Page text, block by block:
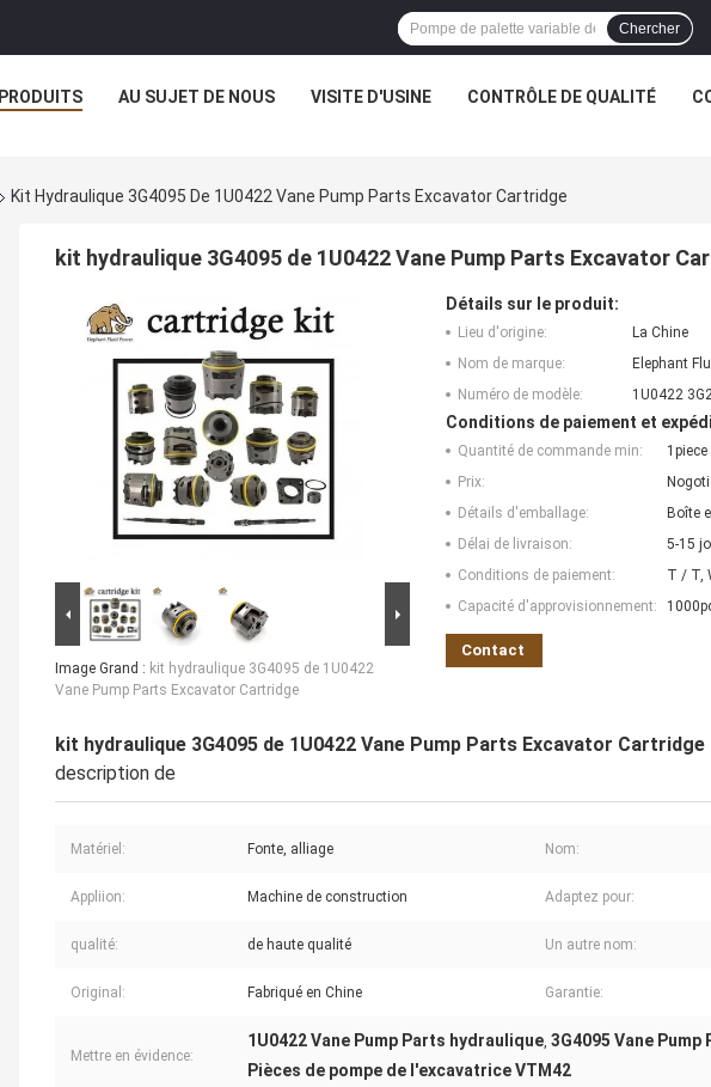
Chercher
PRODUITS AU SUJET DE NOUS VISITE D'USINE CONTRÔLE DE QUALITÉ
Kit Hydraulique 3G4095 De 1U0422 Vane Pump Parts Excavator Cartridge
kit hydraulique 3G4095 de 1U0422 Vane Pump Parts Excavator
Image Grand : kit hydraulique 3G4095 de 1U0422
Vane Pump Parts Excavator Cartridge
Détails sur le produit:
Lieu d'origine:
La Chine
Nom de marque:
Elephant
Numéro de modèle:
1U0422
Conditions de paiement et
Quantité de commande min:
1piece
Prix:
Détails d'emballage:
Boîte
Délai de livraison:
5-15
Conditions de paiement:
T / T,
Capacité d'approvisionnement:
Contact
kit hydraulique 3G4095 de 1U0422 Vane Pump Parts Excavator Cartridge
description de
Matériel: Fonte, alliage Nom:
Appliion: Machine de construction Adaptez pour:
qualité: de haute qualité Un autre nom:
Original: Fabriqué en Chine Garantie:
Mettre en évidence:
1U0422 Vane Pump Parts hydraulique, 3G4095 Vane
Pièces de pompe de l'excavatrice VTM42